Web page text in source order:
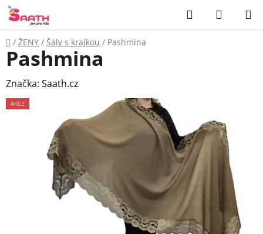
Přejít
na
obsah
Hledat
KOŠÍK
Domů
/ ŽENY / Šály s krajkou / Pashmina
Pashmina
Značka: Saath.cz
AKCE